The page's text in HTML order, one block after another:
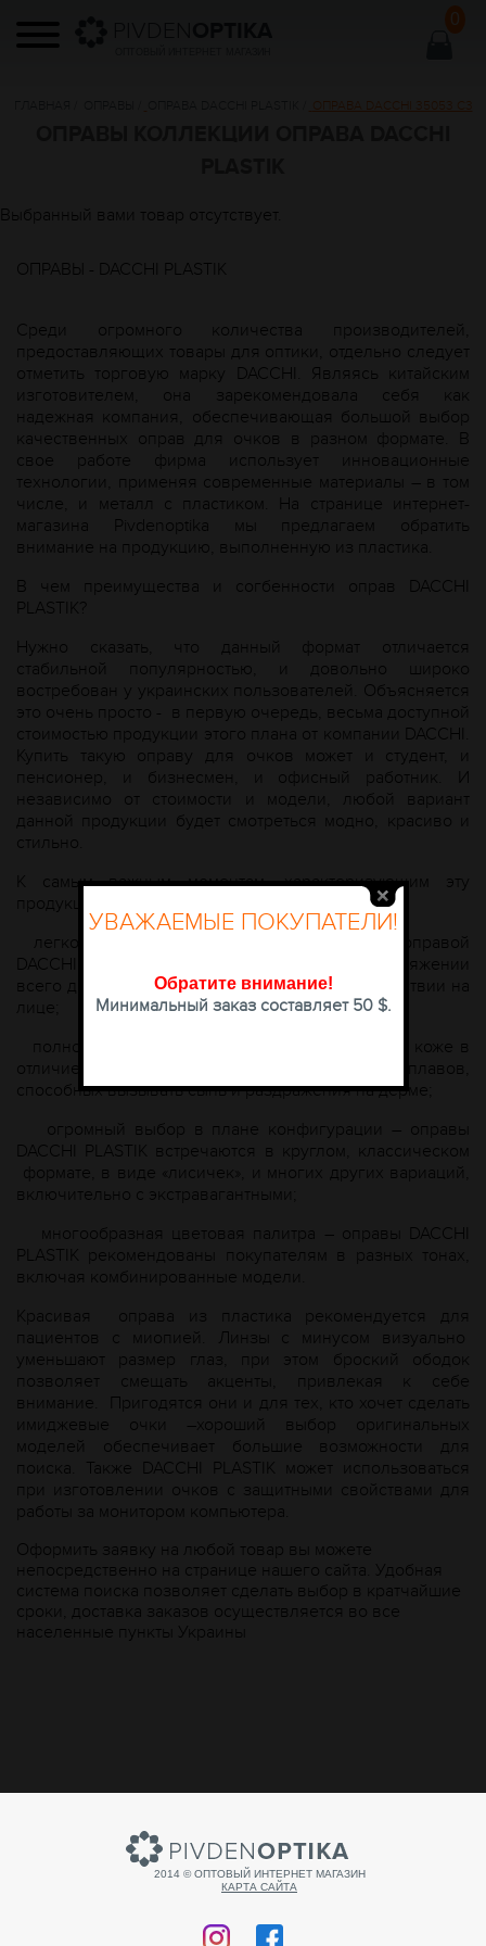
0
ОПРАВА DACCHI 35053 С3
Выбранный вами товар отсутствует.
ОПРАВЫ - DACCHI PLASTIK
Среди огромного количества производителей,
предоставляющих товары для оптики, отдельно следует
отметить торговую марку DACCHI. Являясь китайским
изготовителем, она зарекомендовала себя как
надежная компания, обеспечивающая большой выбор
качественных оправ для очков в разном формате. В
свое работе фирма использует инновационные
технологии, применяя современные материалы – в том
числе, и металл с пластиком. На странице интернет-
магазина Рivdenoptika мы предлагаем обратить
внимание на продукцию, выполненную из пластика.
В чем преимущества и согбенности оправ DACCHI
PLASTIK?
Нужно сказать, что данный формат отличается
стабильной популярностью, и довольно широко
востребован у украинских пользователей. Объясняется
это очень просто - в первую очередь, весьма доступной
стоимостью продукции этого плана от компании DACCHI.
Купить такую оправу для очков может и студент, и
пенсионер, и бизнесмен, и офисный работник. И
независимо от стоимости и модели, любой вариант
данной продукции будет смотреться модно, красиво и
стильно.
К самым важным моментам, характеризующим эту
продукцию, обычно относят:
легкость конструкции – очки с пластиковой оправой
DACCHI PLASTIK можно спокойно носить на протяжении
всего дня, практически «забывая» об их присутствии на
лице;
полное отсутствие аллергических реакций на коже в
отличие от некачественных металлических сплавов,
способных вызывать сыпь и раздражения на дерме;
огромный выбор в плане конфигурации – оправы
DACCHI PLASTIK встречаются в круглом, классическом
формате, в виде «лисичек», и многих других вариаций,
включительно с экстравагантными;
многообразная цветовая палитра – оправы DACCHI
PLASTIK рекомендованы покупателям в разных тонах,
включая комбинированные модели.
Красивая оправа из пластика рекомендуется для
пациентов с миопией. Линзы с минусом визуально
уменьшают размер глаз, при этом броский ободок
позволяет смещать акценты, привлекая к себе
внимание. Пригодятся они и для тех, кто хочет сделать
имиджевые очки –хороший выбор оригинальных
моделей обеспечивает большие возможности для
поиска. Также DACCHI PLASTIK может использоваться
при изготовлении очков с защитными свойствами для
работы за монитором компьютера.
Оформить заявку на любой товар вы можете
непосредственно на странице нашего сайта. Удобная
система поиска позволяет сделать выбор в кратчайшие
сроки, доставка заказов осуществляется во все
населенные пункты Украины
УВАЖАЕМЫЕ ПОКУПАТЕЛИ!
Обратите внимание!
Минимальный заказ составляет 50 $.
2014 © ОПТОВЫЙ ИНТЕРНЕТ МАГАЗИН
КАРТА САЙТА